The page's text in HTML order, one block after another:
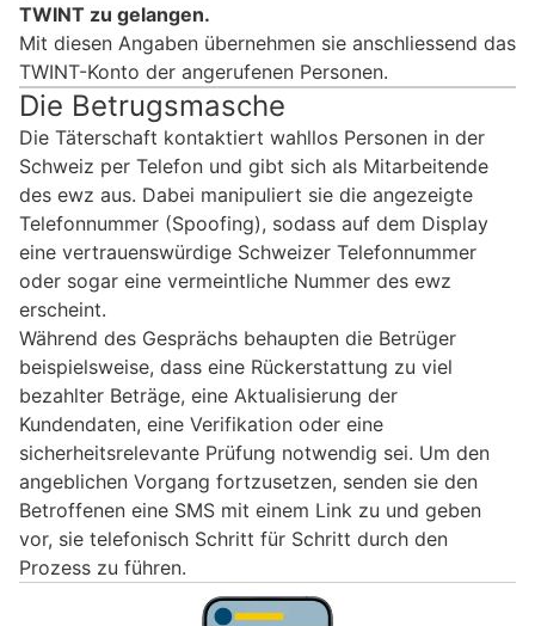
TWINT zu gelangen.
Mit diesen Angaben übernehmen sie anschliessend das
TWINT-Konto der angerufenen Personen.
Die Betrugsmasche
Die Täterschaft kontaktiert wahllos Personen in der
Schweiz per Telefon und gibt sich als Mitarbeitende
des ewz aus. Dabei manipuliert sie die angezeigte
Telefonnummer (Spoofing), sodass auf dem Display
eine vertrauenswürdige Schweizer Telefonnummer
oder sogar eine vermeintliche Nummer des ewz
erscheint.
Während des Gesprächs behaupten die Betrüger
beispielsweise, dass eine Rückerstattung zu viel
bezahlter Beträge, eine Aktualisierung der
Kundendaten, eine Verifikation oder eine
sicherheitsrelevante Prüfung notwendig sei. Um den
angeblichen Vorgang fortzusetzen, senden sie den
Betroffenen eine SMS mit einem Link zu und geben
vor, sie telefonisch Schritt für Schritt durch den
Prozess zu führen.